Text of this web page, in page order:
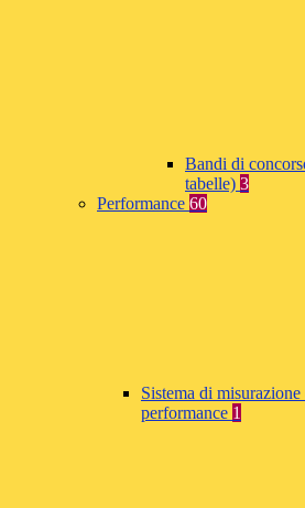
Bandi di
tabelle) 3
Performance 60
Sistema di
performance 1